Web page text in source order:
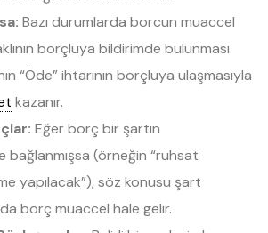
Bazı durumlarda borcun muaccel
borçluya bildirimde bulunması
“Öde” ihtarının borçluya ulaşmasıyla
kazanır.
Eğer borç bir şartın
bağlanmışsa (örneğin “ruhsat
yapılacak”), söz konusu şart
borç muaccel hale gelir.